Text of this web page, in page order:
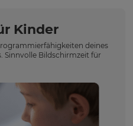
Kinder
deines
Sinnvolle Bildschirmzeit für